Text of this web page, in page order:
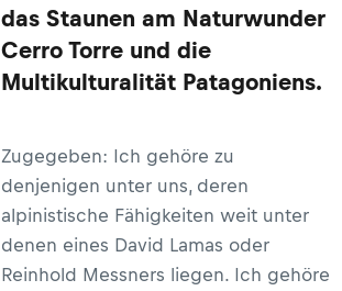
das Staunen am Naturwunder
Cerro Torre und die
Multikulturalität Patagoniens.
Zugegeben: Ich gehöre zu
denjenigen unter uns, deren
alpinistische Fähigkeiten weit unter
denen eines David Lamas oder
Reinhold Messners liegen. Ich gehöre